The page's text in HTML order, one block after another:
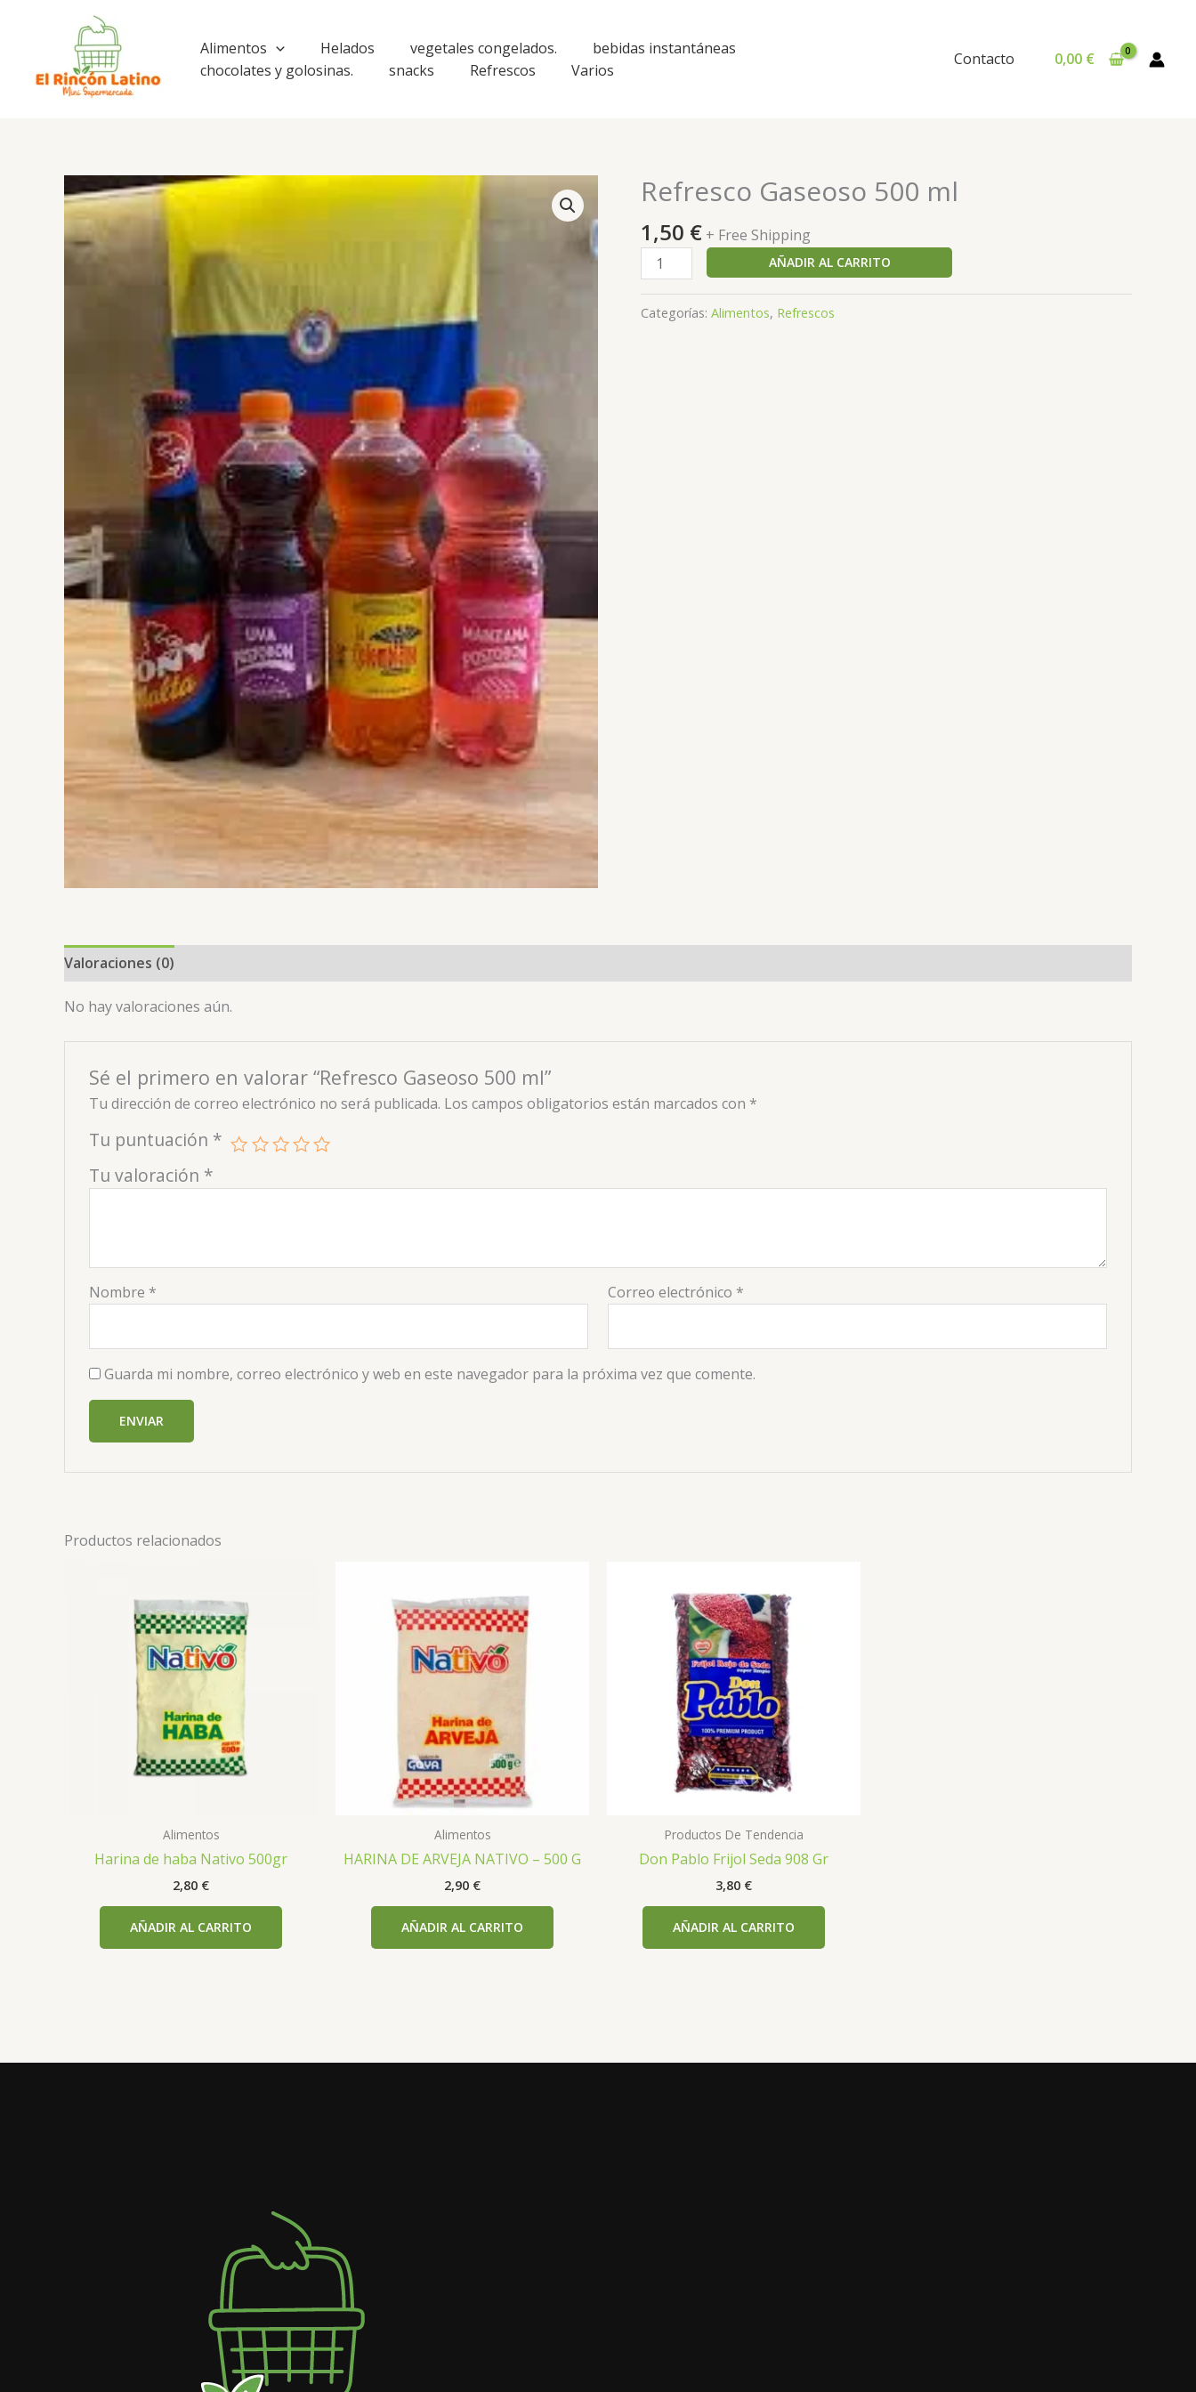
Alimentos Helados vegetales congelados.
bebidas instantáneas
chocolates y golosinas.
snacks Refrescos Varios
Contacto 0,00 €
Refresco Gaseoso 500 ml
1,50 € + Free Shipping
Refresco
Gaseoso
500
ml
cantidad
AÑADIR AL CARRITO
Categorías: Alimentos, Refrescos
Valoraciones (0)
No hay valoraciones aún.
Sé el primero en valorar “Refresco Gaseoso 500 ml”
Tu dirección de correo electrónico no será publicada. Los campos obligatorios están marcados con *
Tu puntuación *
Tu valoración *
Nombre * Correo electrónico *
Guarda mi nombre, correo electrónico y web en este navegador para la próxima vez que comente.
Productos relacionados
Alimentos
Harina de haba Nativo 500gr
2,80 €
AÑADIR AL CARRITO
Alimentos
HARINA DE ARVEJA NATIVO – 500 G
2,90 €
AÑADIR AL CARRITO
Productos De Tendencia
Don Pablo Frijol Seda 908 Gr
3,80 €
AÑADIR AL CARRITO